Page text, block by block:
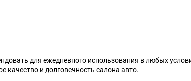
для ежедневного использования в любых
качество и долговечность салона авто.